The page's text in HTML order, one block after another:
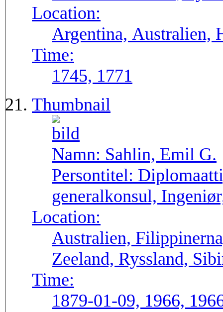
Location:
Argentina, Australien,
Time:
1745, 1771
Thumbnail
Namn: Sahlin, Emil G.
Persontitel:
generalkonsul,
Location:
Australien,
Zeeland, Ryssland,
Time:
1879-01-09, 1966,